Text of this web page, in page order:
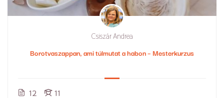
Csiszár Andrea
Borotvaszappan, ami túlmutat a habon – Mesterkurzus
12 11